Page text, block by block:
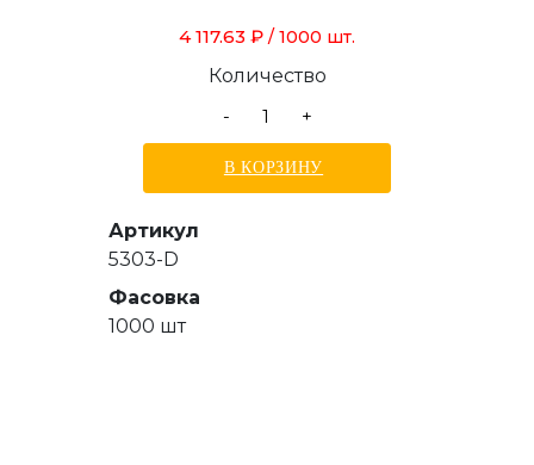
4 117.63 ₽ / 1000 шт.
Количество
-
+
В КОРЗИНУ
Артикул
5303-D
Фасовка
1000 шт